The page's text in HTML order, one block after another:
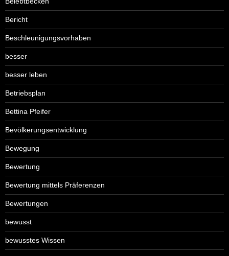
Bericht
Beschleunigungsvorhaben
besser
besser leben
Betriebsplan
Bettina Pfeifer
Bevölkerungsentwicklung
Bewegung
Bewertung
Bewertung mittels Präferenzen
Bewertungen
bewusst
bewusstes Wissen